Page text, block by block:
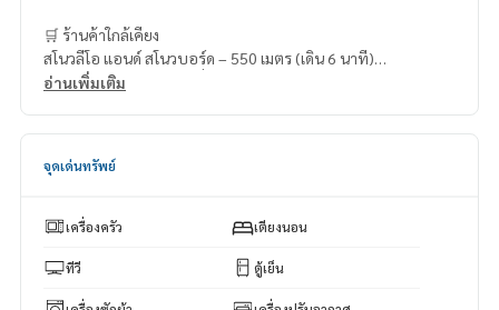
🛒 ร้านค้าใกล้เคียง
สโนวลีโอ แอนด์ สโนวบอร์ด – 550 เมตร (เดิน 6 นาที)
เจ็ทส์ฟิตเนส ฟิตเนส 24 ชั่วโมง – 750 เมตร (เดิน 11 นาที)
อ่านเพิ่มเติม
จุดเด่นทรัพย์
เครื่องครัว เตียงนอน
ทีวี ตู้เย็น